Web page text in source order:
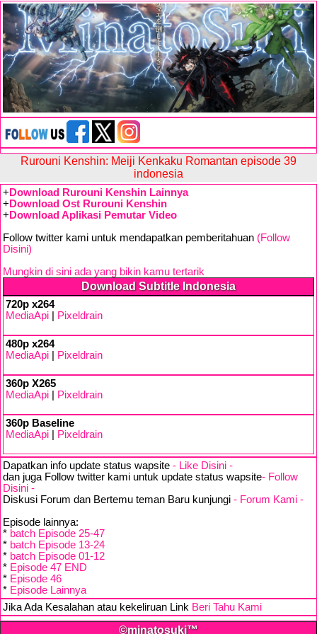
Rurouni Kenshin: Meiji Kenkaku Romantan episode 39
indonesia
+ Download Rurouni Kenshin Lainnya
+ Download Ost Rurouni Kenshin
+ Download Aplikasi Pemutar Video
Follow twitter kami untuk mendapatkan pemberitahuan (Follow
Disini)
Mungkin di sini ada yang bikin kamu tertarik
Download Subtitle Indonesia
720p x264
MediaApi
Pixeldrain
480p x264
MediaApi
Pixeldrain
360p X265
MediaApi
Pixeldrain
360p Baseline
MediaApi
Pixeldrain
Dapatkan info update status wapsite - Like Disini -
dan juga Follow twitter kami untuk update status wapsite- Follow
Disini -
Diskusi Forum dan Bertemu teman Baru kunjungi - Forum Kami -
Episode lainnya:
* batch Episode 25-47
* batch Episode 13-24
* batch Episode 01-12
* Episode 47 END
* Episode 46
* Episode Lainnya
Jika Ada Kesalahan atau kekeliruan Link Beri Tahu Kami
©minatosuki™